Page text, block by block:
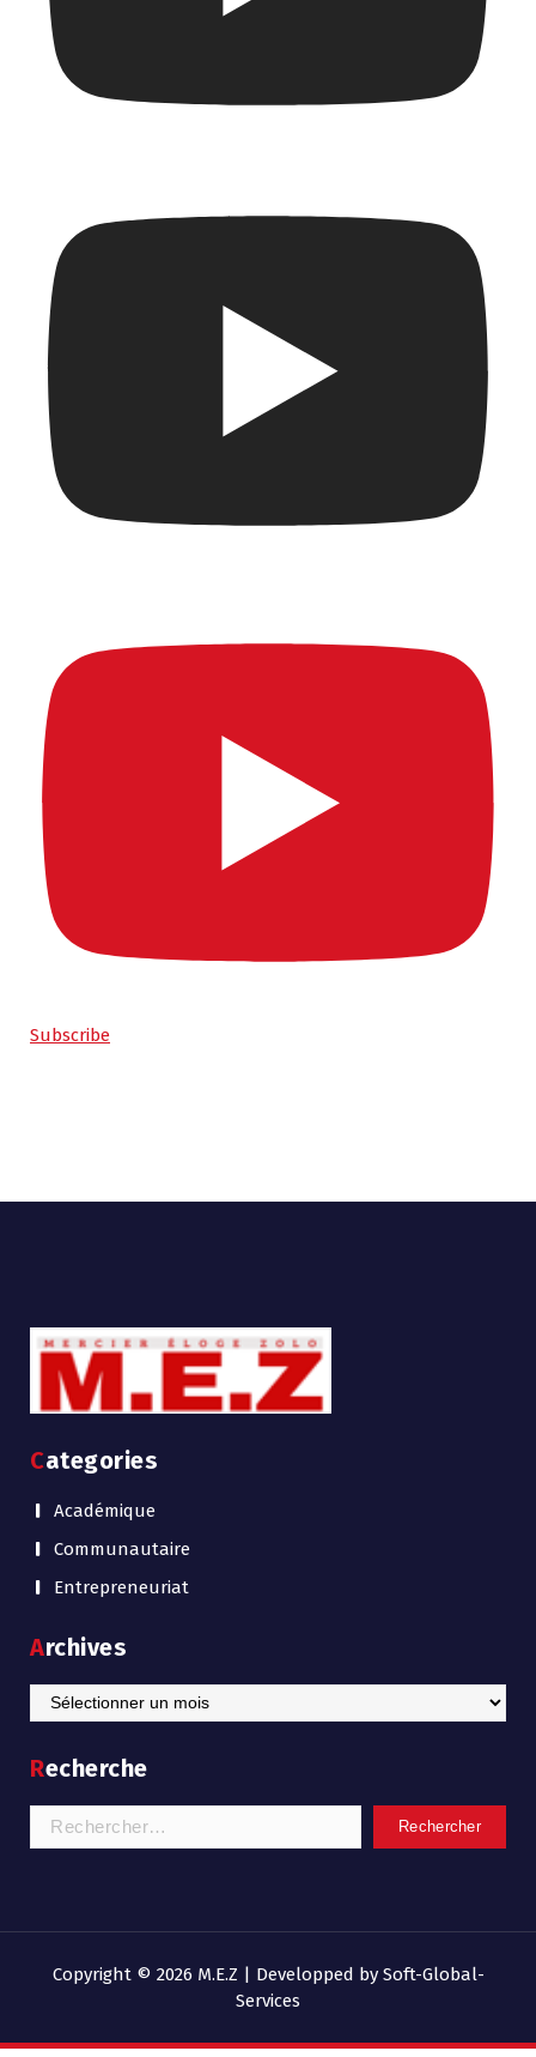
Subscribe
Categories
Académique
Communautaire
Entrepreneuriat
Archives
Archives
Recherche
Rechercher :
Copyright © 2026 M.E.Z | Developped by Soft-Global-
Services